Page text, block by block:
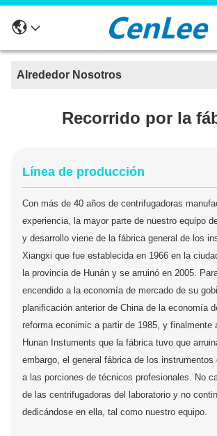
Alrededor Nosotros
Recorrido por la
Línea de producción
Con más de 40 años de centrifugadoras
experiencia, la mayor parte de nuestro equipo
y desarrollo viene de la fábrica general de los
Xiangxi que fue establecida en 1966 en la
la provincia de Hunán y se arruinó en 2005.
encendido a la economía de mercado de su
planificación anterior de China de la economía
reforma econimic a partir de 1985, y finalmente
Hunan Instuments que la fábrica tuvo que
embargo, el general fábrica de los instrumentos
a las porciones de técnicos profesionales. No
de las centrifugadoras del laboratorio y no
dedicándose en ella, tal como nuestro equipo.